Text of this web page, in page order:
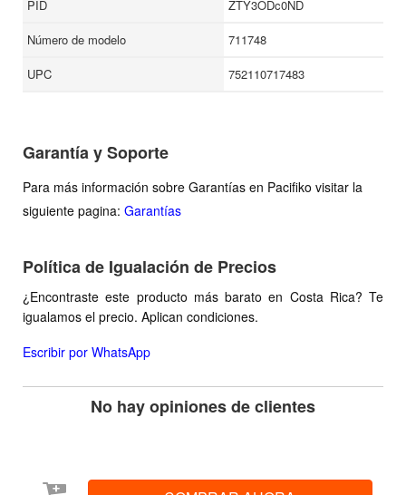
PID
ZTY3ODc0ND
Número de modelo
711748
UPC
752110717483
Garantía y Soporte
Para más información sobre Garantías en Pacifiko visitar la
siguiente pagina: Garantías
Política de Igualación de Precios
¿Encontraste este producto más barato en Costa Rica? Te
igualamos el precio. Aplican condiciones.
Escribir por WhatsApp
No hay opiniones de clientes